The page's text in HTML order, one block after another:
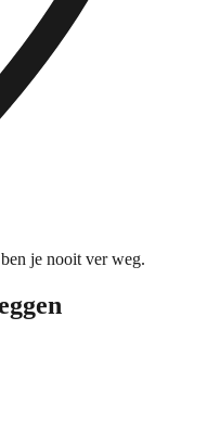
je nooit ver weg.